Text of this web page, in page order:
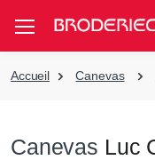
Accueil Canevas
Canevas Luc